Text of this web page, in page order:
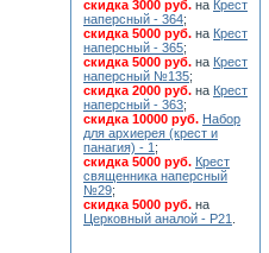
скидка 3000 руб. на Крест
наперсный - 364;
скидка 5000 руб. на Крест
наперсный - 365;
скидка 5000 руб. на Крест
наперсный №135;
скидка 2000 руб. на Крест
наперсный - 363;
скидка 10000 руб. Набор
для архиерея (крест и
панагия) - 1 ;
скидка 5000 руб. Крест
священника наперсный
№29;
скидка 5000 руб. на
Церковный аналой - Р21